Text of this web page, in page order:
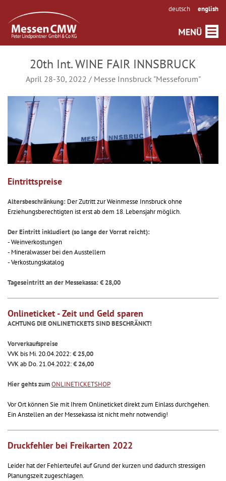
deutsch english
20th Int. WINE FAIR INNSBRUCK
April 28-30, 2022 / Messe Innsbruck "Messeforum"
Eintrittspreise
Altersbeschränkung: Der Zutritt zur Weinmesse Innsbruck ohne
Erziehungsberechtigten ist erst ab dem 18. Lebensjahr möglich.
Der Eintritt inkludiert (so lange der Vorrat reicht):
- Weinverkostungen
- Mineralwasser bei den Ausstellern
- Verkostungskatalog
Tageseintritt an der Messekassa: € 28,00
Onlineticket - Zeit und Geld sparen
ACHTUNG DIE ONLINETICKETS SIND BESCHRÄNKT!
Vorverkaufspreise
VVK bis Mi. 20.04.2022:€ 25,00
VVK ab Do. 21.04.2022:€ 26,00
Hier gehts zumONLINETICKETSHOP
Vor Ort können Sie mit Ihrem Onlineticket direkt zum Einlass durchgehen.
Ein Anstellen an der Messekassa ist nicht mehr notwendig!
Druckfehler bei Freikarten 2022
Leider hat der Fehlerteufel auf Grund der kurzen und dadurch stressigen
Planungszeit zugeschlagen.